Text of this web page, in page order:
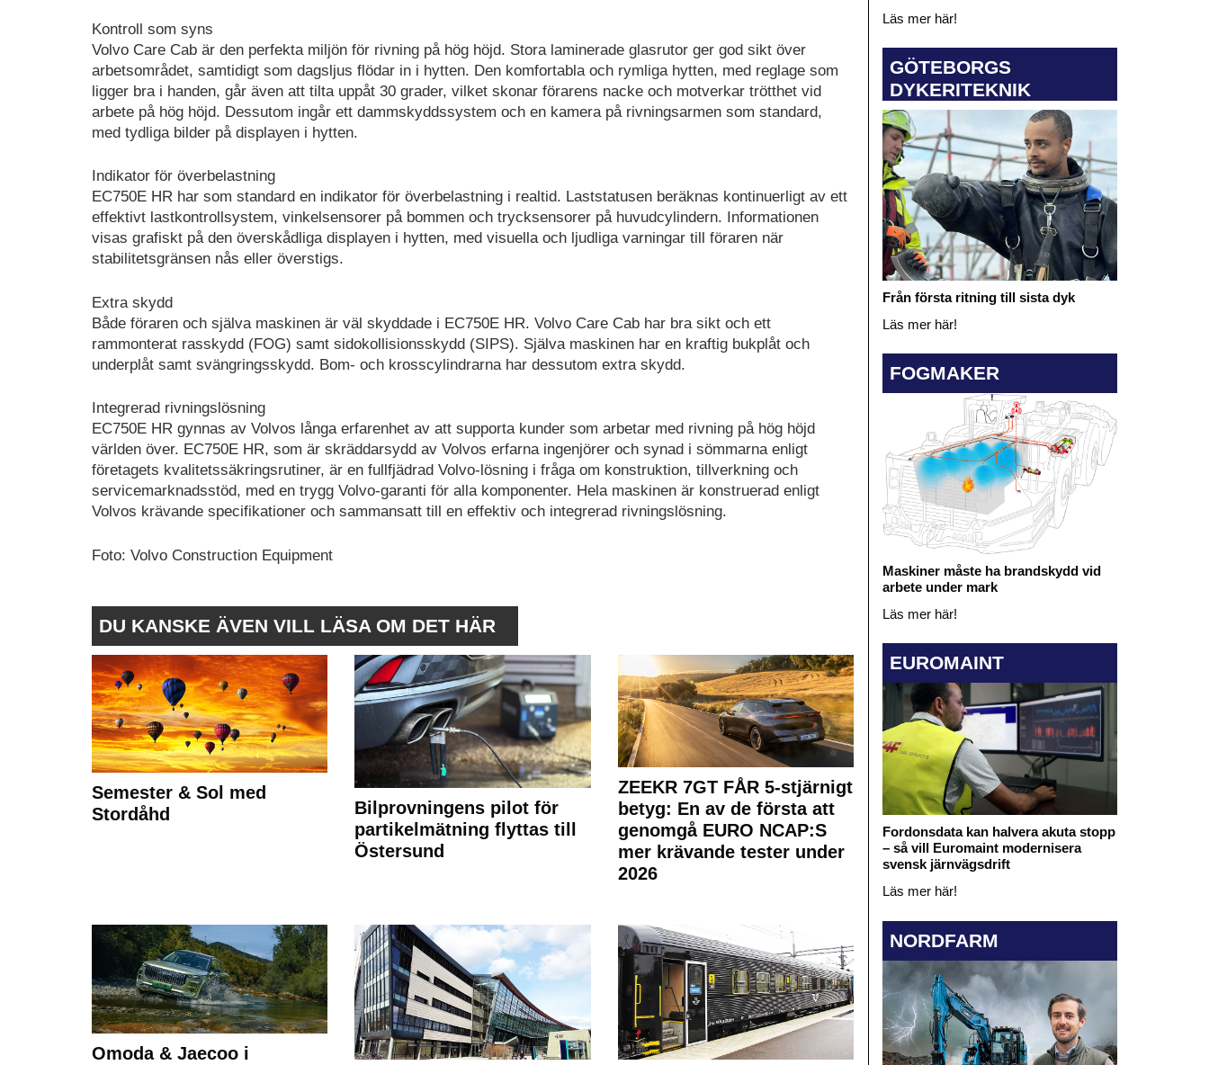
Kontroll som syns
Volvo Care Cab är den perfekta miljön för rivning på hög höjd. Stora laminerade glasrutor ger god sikt över
arbetsområdet, samtidigt som dagsljus flödar in i hytten. Den komfortabla och rymliga hytten, med reglage som
ligger bra i handen, går även att tilta uppåt 30 grader, vilket skonar förarens nacke och motverkar trötthet vid
arbete på hög höjd. Dessutom ingår ett dammskyddssystem och en kamera på rivningsarmen som standard,
med tydliga bilder på displayen i hytten.
Indikator för överbelastning
EC750E HR har som standard en indikator för överbelastning i realtid. Laststatusen beräknas kontinuerligt av ett
effektivt lastkontrollsystem, vinkelsensorer på bommen och trycksensorer på huvudcylindern. Informationen
visas grafiskt på den överskådliga displayen i hytten, med visuella och ljudliga varningar till föraren när
stabilitetsgränsen nås eller överstigs.
Extra skydd
Både föraren och själva maskinen är väl skyddade i EC750E HR. Volvo Care Cab har bra sikt och ett
rammonterat rasskydd (FOG) samt sidokollisionsskydd (SIPS). Själva maskinen har en kraftig bukplåt och
underplåt samt svängringsskydd. Bom- och krosscylindrarna har dessutom extra skydd.
Integrerad rivningslösning
EC750E HR gynnas av Volvos långa erfarenhet av att supporta kunder som arbetar med rivning på hög höjd
världen över. EC750E HR, som är skräddarsydd av Volvos erfarna ingenjörer och synad i sömmarna enligt
företagets kvalitetssäkringsrutiner, är en fullfjädrad Volvo-lösning i fråga om konstruktion, tillverkning och
servicemarknadsstöd, med en trygg Volvo-garanti för alla komponenter. Hela maskinen är konstruerad enligt
Volvos krävande specifikationer och sammansatt till en effektiv och integrerad rivningslösning.
Foto: Volvo Construction Equipment
DU KANSKE ÄVEN VILL LÄSA OM DET HÄR
Semester & Sol med
Stordåhd
Bilprovningens pilot för
partikelmätning flyttas till
Östersund
ZEEKR 7GT FÅR 5-stjärnigt
betyg: En av de första att
genomgå EURO NCAP:S
mer krävande tester under
2026
Omoda & Jaecoo i
Läs mer här!
GÖTEBORGS
DYKERITEKNIK
Från första ritning till sista dyk
Läs mer här!
FOGMAKER
Maskiner måste ha brandskydd vid
arbete under mark
Läs mer här!
EUROMAINT
Fordonsdata kan halvera akuta stopp
– så vill Euromaint modernisera
svensk järnvägsdrift
Läs mer här!
NORDFARM